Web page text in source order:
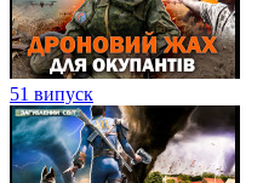
51 випуск